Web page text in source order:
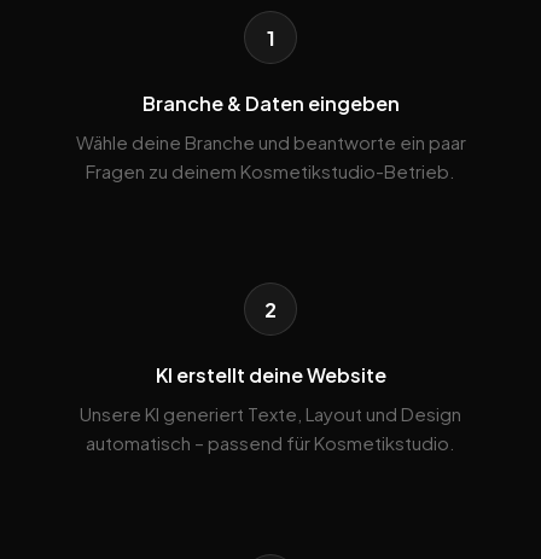
1
Branche & Daten eingeben
Wähle deine Branche und beantworte ein paar
Fragen zu deinem Kosmetikstudio-Betrieb.
2
KI erstellt deine Website
Unsere KI generiert Texte, Layout und Design
automatisch – passend für Kosmetikstudio.